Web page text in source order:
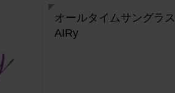
オールタイムサングラス
AIRy